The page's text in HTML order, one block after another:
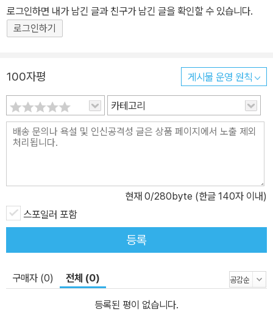
《오디세이아》 못지않은 고전. - 뉴욕 타임스 니코스 카잔차키스의 자
전적 경험이 반영된 대표작 《그리스인 조르바》. 이 작품은 터키의 지
배에서 벗어난 20세기 초반의 크레타 섬을 배경으로, 순수한 자유를
리스인 조르바》는 특유의 참신하고 유머러스한 비유를 잘 살려 우리
말로 옮겼고, 보다 깊은 이해를 돕기 위해 풍부한 각주를 달았다. 책의
마지막에는 작가 연보를 수록했다. 이성적인 그리스 지식인인 ‘나’는
우연히 만난 조르바에게 호감을 느끼고, 그를 갈탄 광산 감독으로 고
용해 함께 크레타 섬으로 향한다. 금욕적인 삶을 살던 ‘나’는 자유분방
발견한다. 이처럼 신에 의존하지 않고 스스로를 구원한 조르바의 모
습은 당대 유럽인들에게 큰 충격을 던졌고, 조르바는 현대 자유인의
대명사로 자리매김하게 되었다. 젊은 그리스 지식인의 우여곡절 광산
운영기 이성적인 그리스 지식인인 ‘나’는 동포를 구하러 떠나는 친우
산을 운영하면서 노동자들과 부대끼는 삶을 살기로 결심한다. 선착장
에서 배를 기다리던 중, 우연히 알렉시스 조르바를 만나 몇 마디 대화
로그인하면 내가 남긴 글과 친구가 남긴 글을 확인할 수 있습니다.
로그인하기
100자평 게시물 운영 원칙
카테고리
현재 0/280byte (한글 140자 이내)
스포일러 포함
등록
구매자 (0) 전체 (0)
등록된 평이 없습니다.